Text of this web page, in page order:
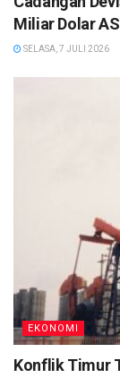
Miliar Dolar AS
SELASA, 7 JULI 2026
EKONOMI
Konflik Timur